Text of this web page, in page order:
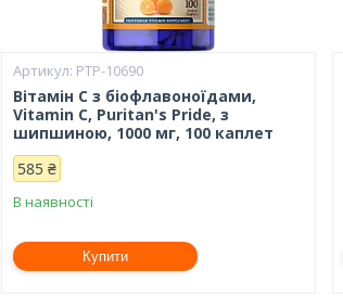
PTP-10690
Вітамін С з біофлавоноїдами,
Vitamin C, Puritan's Pride, з
шипшиною, 1000 мг, 100 каплет
585 ₴
В наявності
Купити